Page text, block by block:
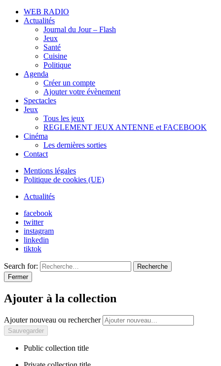
WEB RADIO
Actualités
Journal du Jour – Flash
Jeux
Santé
Cuisine
Politique
Agenda
Créer un compte
Ajouter votre évènement
Spectacles
Jeux
Tous les jeux
REGLEMENT JEUX ANTENNE et FACEBOOK
Cinéma
Les dernières sorties
Contact
Mentions légales
Politique de cookies (UE)
Actualités
facebook
twitter
instagram
linkedin
tiktok
Search for:
Recherche
Fermer
Ajouter à la collection
Ajouter nouveau ou rechercher
Public collection title